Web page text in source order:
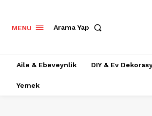
MENU Arama Yap
Aile & Ebeveynlik DIY & Ev
Yemek